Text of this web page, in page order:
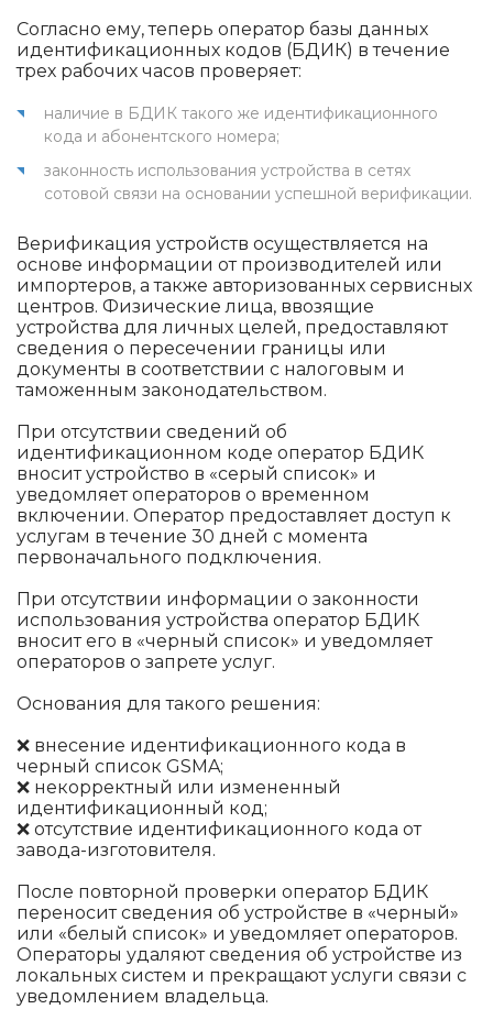
Согласно ему, теперь оператор базы данных
идентификационных кодов (БДИК) в течение
трех рабочих часов проверяет:
наличие в БДИК такого же идентификационного
кода и абонентского номера;
законность использования устройства в сетях
сотовой связи на основании успешной верификации.
Верификация устройств осуществляется на
основе информации от производителей или
импортеров, а также авторизованных сервисных
центров. Физические лица, ввозящие
устройства для личных целей, предоставляют
сведения о пересечении границы или
документы в соответствии с налоговым и
таможенным законодательством.
При отсутствии сведений об
идентификационном коде оператор БДИК
вносит устройство в «серый список» и
уведомляет операторов о временном
включении. Оператор предоставляет доступ к
услугам в течение 30 дней с момента
первоначального подключения.
При отсутствии информации о законности
использования устройства оператор БДИК
вносит его в «черный список» и уведомляет
операторов о запрете услуг.
Основания для такого решения:
❌ внесение идентификационного кода в
черный список GSMA;
❌ некорректный или измененный
идентификационный код;
❌ отсутствие идентификационного кода от
завода-изготовителя.
После повторной проверки оператор БДИК
переносит сведения об устройстве в «черный»
или «белый список» и уведомляет операторов.
Операторы удаляют сведения об устройстве из
локальных систем и прекращают услуги связи с
уведомлением владельца.